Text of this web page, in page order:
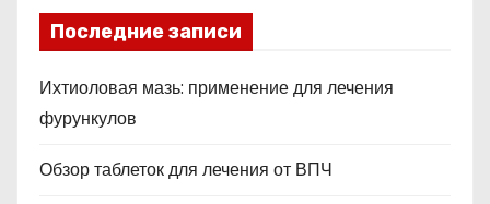
Последние записи
Ихтиоловая мазь: применение для лечения
фурункулов
Обзор таблеток для лечения от ВПЧ